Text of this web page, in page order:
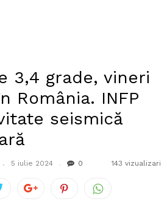
3,4 grade, vineri
România. INFP
seismică
5 iulie 2024 0 143 vizualizari